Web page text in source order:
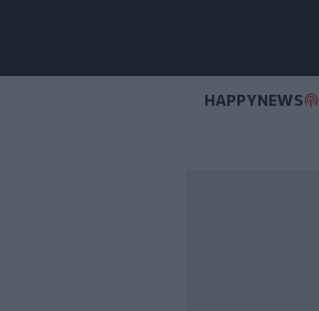
HAPPYNEWS